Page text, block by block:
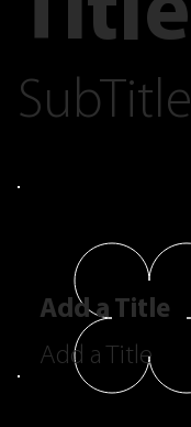
SubTitle
Add a Title
Add a Title